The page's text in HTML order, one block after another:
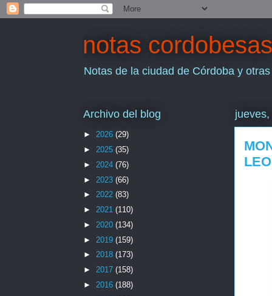
notas cordobesas
Notas de la ciudad de Córdoba y
Archivo del blog
► 2026 (29)
► 2025 (35)
► 2024 (76)
► 2023 (66)
► 2022 (83)
► 2021 (110)
► 2020 (134)
► 2019 (159)
► 2018 (173)
► 2017 (158)
► 2016 (188)